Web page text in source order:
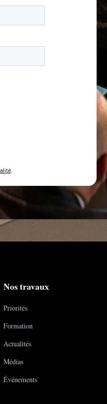
.
Nos travaux
Priorités
Formation
Actualités
Médias
Événements